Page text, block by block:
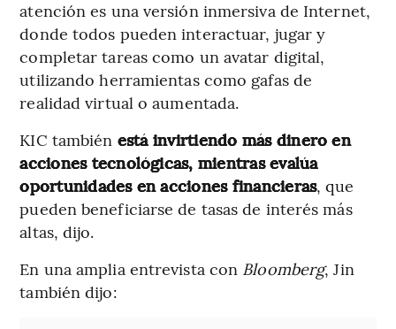
atención es una versión inmersiva de Internet,
donde todos pueden interactuar, jugar y
completar tareas como un avatar digital,
utilizando herramientas como gafas de
realidad virtual o aumentada.
KIC también está invirtiendo más dinero en
acciones tecnológicas, mientras evalúa
oportunidades en acciones financieras, que
pueden beneficiarse de tasas de interés más
altas, dijo.
En una amplia entrevista con Bloomberg, Jin
también dijo: